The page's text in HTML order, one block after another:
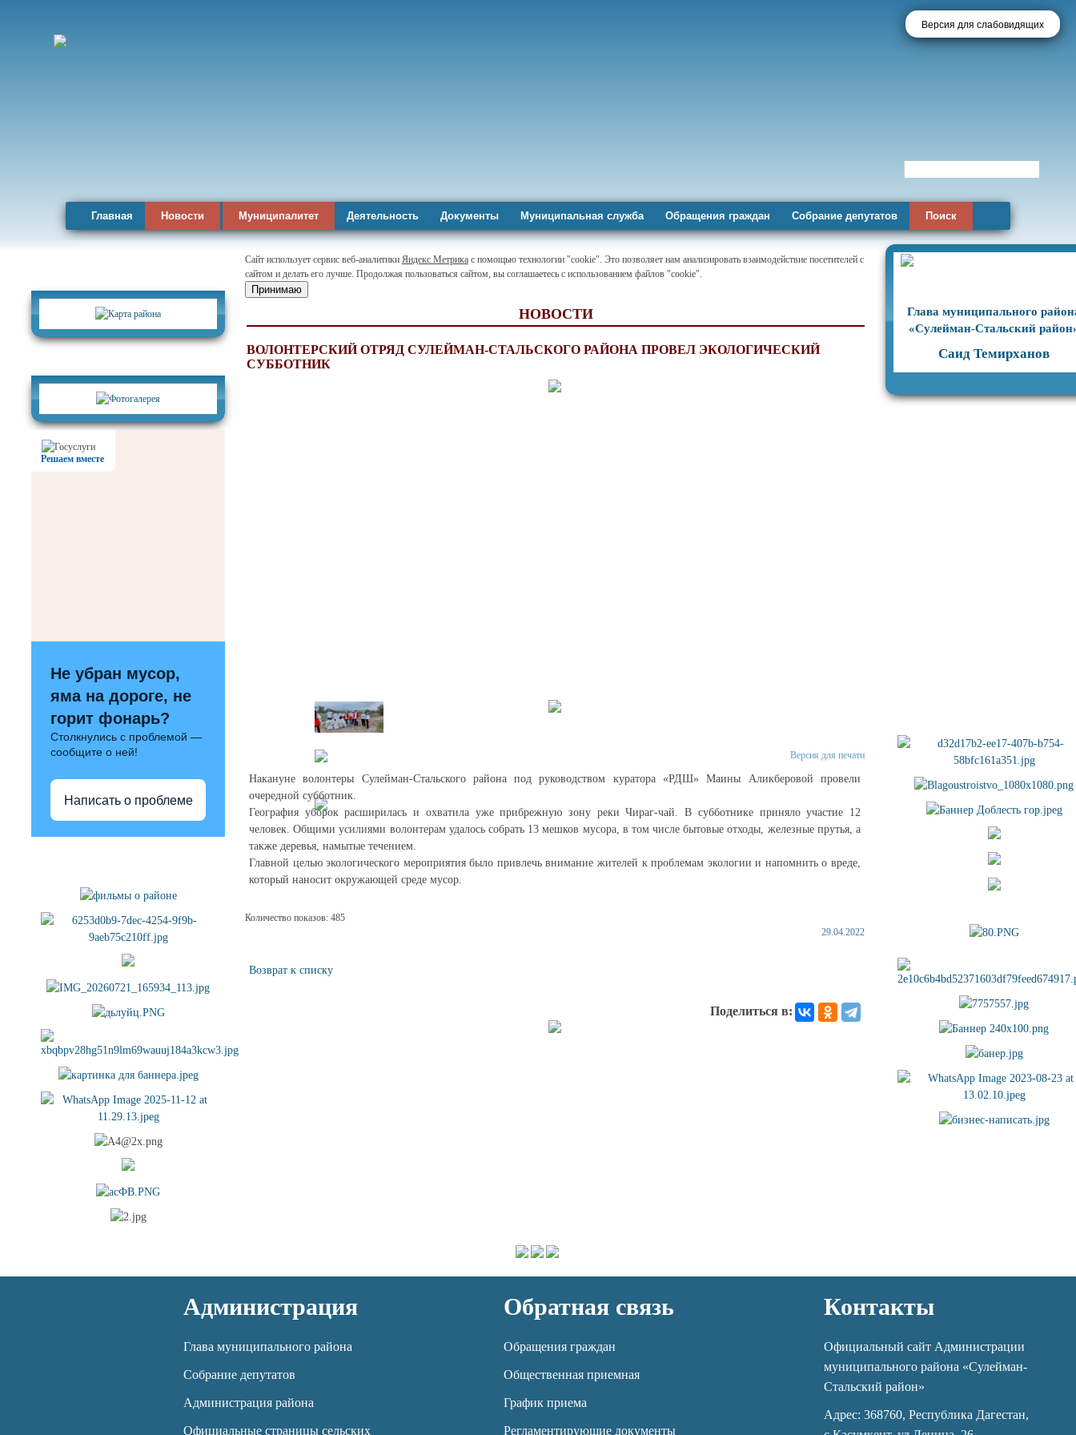
Версия для слабовидящих
Главная Новости Муниципалитет Деятельность Документы Муниципальная служба Обращения граждан Собрание депутатов Поиск
Решаем вместе
Не убран мусор,
яма на дороге, не
горит фонарь?
Столкнулись с проблемой —
сообщите о ней!
Написать о проблеме
Сайт использует сервис веб-аналитики Яндекс Метрика с помощью технологии "cookie". Это позволяет нам анализировать взаимодействие посетителей с
сайтом и делать его лучше. Продолжая пользоваться сайтом, вы соглашаетесь с использованием файлов "cookie".
Принимаю
НОВОСТИ
ВОЛОНТЕРСКИЙ ОТРЯД СУЛЕЙМАН-СТАЛЬСКОГО РАЙОНА ПРОВЕЛ ЭКОЛОГИЧЕСКИЙ
СУББОТНИК
Версия для печати
Накануне волонтеры Сулейман-Стальского района под руководством куратора «РДШ» Маины Аликберовой провели
очередной субботник.
География уборок расширилась и охватила уже прибрежную зону реки Чираг-чай. В субботнике приняло участие 12
человек. Общими усилиями волонтерам удалось собрать 13 мешков мусора, в том числе бытовые отходы, железные прутья, а
также деревья, намытые течением.
Главной целью экологического мероприятия было привлечь внимание жителей к проблемам экологии и напомнить о вреде,
который наносит окружающей среде мусор.
Количество показов: 485
29.04.2022
Возврат к списку
Поделиться в:
Глава муниципального
«Сулейман-Стальский
Саид Темирханов
Администрация
Глава муниципального района
Собрание депутатов
Администрация района
Официальные страницы сельских
Обратная связь
Обращения граждан
Общественная приемная
График приема
Регламентирующие документы
Контакты
Официальный сайт Администрации
муниципального района «Сулейман-
Стальский район»
Адрес: 368760, Республика Дагестан,